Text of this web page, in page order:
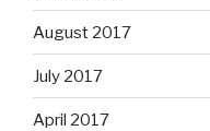
August 2017
July 2017
April 2017